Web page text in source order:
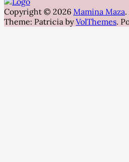
Copyright © 2026 Mamina Maza
Theme: Patricia byVolThemes.